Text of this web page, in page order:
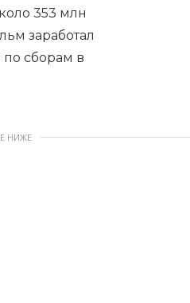
353 млн
заработал
по сборам в
НИЖЕ